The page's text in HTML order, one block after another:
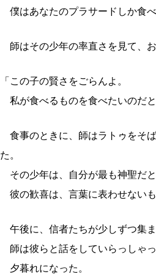
僕はあなたのプラサードしか食べ
師はその少年の率直さを見て、
「この子の賢さをごらんよ。
私が食べるものを食べたいのだと
食事のときに、師はラトゥをそ
た。
その少年は、自分が最も神聖だ
彼の歓喜は、言葉に表わせないも
午後に、信者たちが少しずつ集ま
師は彼らと話をしていらっしゃっ
夕暮れになった。